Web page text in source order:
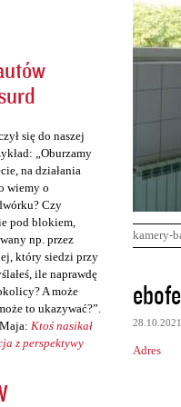
się do naszej
„Oburzamy
na działania
wiemy o
Czy
pod blokiem,
np. przez
który siedzi przy
ile naprawdę
A może
to ukazywać?”.
Ktoś nasikał
z perspektywy
kamery-
K
o
m
e
28.10.2021
Adres